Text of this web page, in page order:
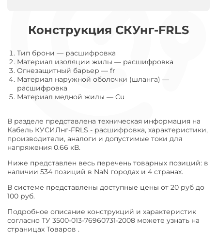
Конструкция СКУнг-FRLS
Тип брони — расшифровка
Материал изоляции жилы — расшифровка
Огнезащитный барьер — fr
Материал наружной оболочки (шланга) —
расшифровка
Материал медной жилы — Cu
В разделе представлена техническая информация на
Кабель КУСИЛнг-FRLS - расшифровка, характеристики,
производители, аналоги и допустимые токи для
напряжения 0.66 кВ.
Ниже представлен весь перечень товарных позиций: в
наличии 534 позиций в NaN городах и 4 странах.
В системе представлены доступные цены от 20 руб до
100 руб.
Подробное описание конструкций и характеристик
согласно ТУ 3500-013-76960731-2008 можете узнать на
страницах Товаров .